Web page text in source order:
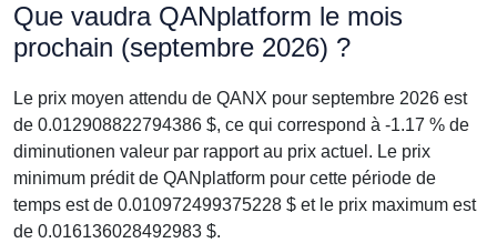
Que vaudra QANplatform le mois
prochain (septembre 2026) ?
Le prix moyen attendu de QANX pour septembre 2026 est
de 0.012908822794386 $, ce qui correspond à -1.17 % de
diminutionen valeur par rapport au prix actuel. Le prix
minimum prédit de QANplatform pour cette période de
temps est de 0.010972499375228 $ et le prix maximum est
de 0.016136028492983 $.